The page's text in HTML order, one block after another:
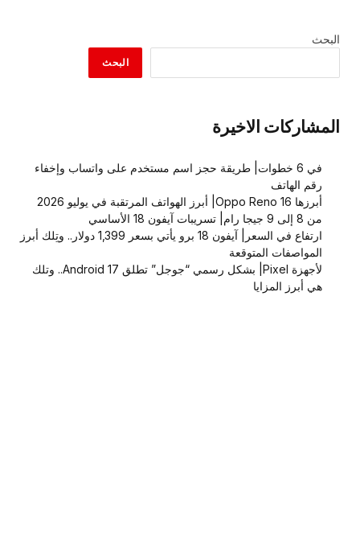
البحث
البحث
المشاركات الاخيرة
في 6 خطوات| طريقة حجز اسم مستخدم على واتساب وإخفاء
رقم الهاتف
أبرزها Oppo Reno 16| أبرز الهواتف المرتقبة في يوليو 2026
من 8 إلى 9 جيجا رام| تسريبات آيفون 18 الأساسي
ارتفاع في السعر| آيفون 18 برو يأتي بسعر 1,399 دولار.. وتِلك أبرز
المواصفات المتوقعة
لأجهزة Pixel| بشكل رسمي “جوجل” تطلق Android 17.. وتلك
هي أبرز المزايا